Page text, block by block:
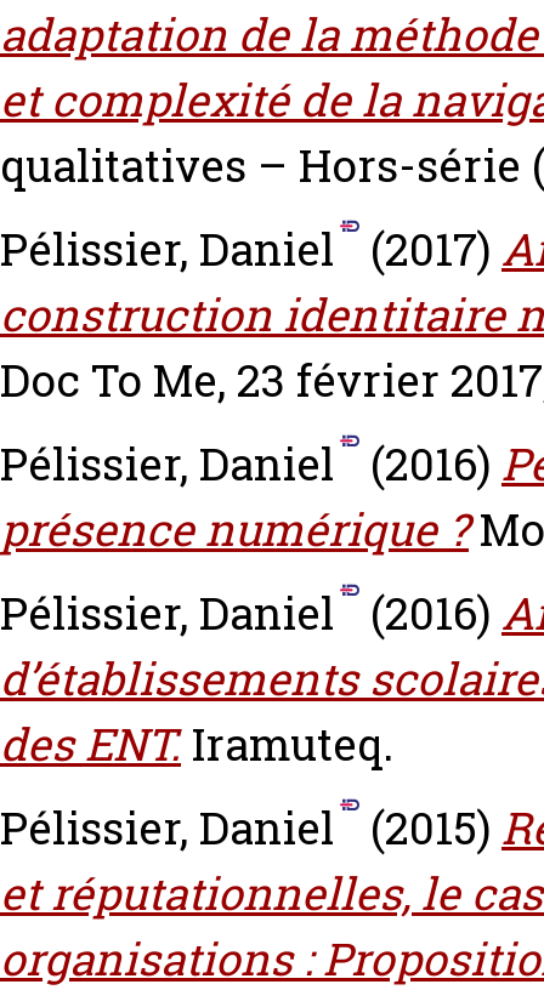
adaptation de la
et complexité de la
qualitatives – Hors-série
Pélissier, Daniel
(2017)
construction identitaire
Doc To Me, 23 février
Pélissier, Daniel
(2016)
présence numérique ?
Pélissier, Daniel
(2016)
d’établissements
des ENT. Iramuteq.
Pélissier, Daniel
(2015)
et réputationnelles, le
organisations :